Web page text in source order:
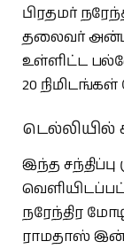
பிரதமர்
தலைவர்
உள்ளிட்ட
20
டெல்லியில்
இந்த சந்திப்பு
நரேந்திர
ராமதாஸ்